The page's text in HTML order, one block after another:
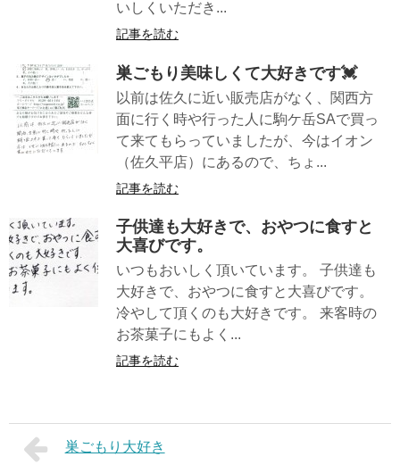
いしくいただき...
記事を読む
巣ごもり美味しくて大好きです💓
以前は佐久に近い販売店がなく、関西方
面に行く時や行った人に駒ケ岳SAで買っ
て来てもらっていましたが、今はイオン
（佐久平店）にあるので、ちょ...
記事を読む
子供達も大好きで、おやつに食すと
大喜びです。
いつもおいしく頂いています。 子供達も
大好きで、おやつに食すと大喜びです。
冷やして頂くのも大好きです。 来客時の
お茶菓子にもよく...
記事を読む
巣ごもり大好き